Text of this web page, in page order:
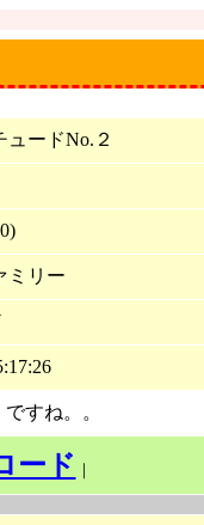
ュードNo.２
ミリー
すね。。
ード ｜